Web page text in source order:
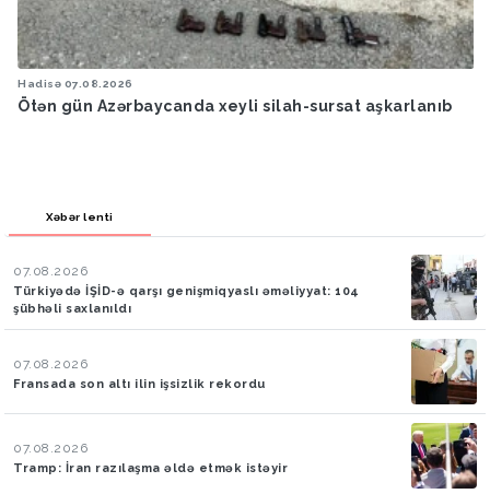
Hadisə 07.08.2026
Ötən gün Azərbaycanda xeyli silah-sursat aşkarlanıb
Xəbər lenti
07.08.2026
Türkiyədə İŞİD-ə qarşı genişmiqyaslı əməliyyat: 104
şübhəli saxlanıldı
07.08.2026
Fransada son altı ilin işsizlik rekordu
07.08.2026
Tramp: İran razılaşma əldə etmək istəyir